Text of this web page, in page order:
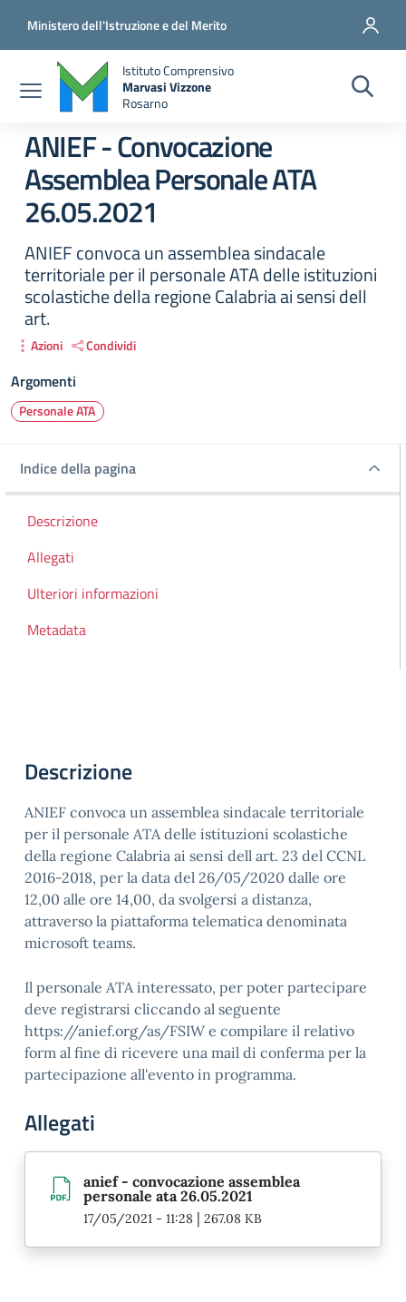
Ministero dell'Istruzione e del Merito
Istituto Comprensivo
Marvasi Vizzone
Rosarno
ANIEF - Convocazione
Assemblea Personale ATA
26.05.2021
ANIEF convoca un assemblea sindacale
territoriale per il personale ATA delle istituzioni
scolastiche della regione Calabria ai sensi dell
art.
Azioni Condividi
Argomenti
Personale ATA
Indice della pagina
Indice della pagina
Descrizione
Allegati
Ulteriori informazioni
Metadata
Descrizione
ANIEF convoca un assemblea sindacale territoriale
per il personale ATA delle istituzioni scolastiche
della regione Calabria ai sensi dell art. 23 del CCNL
2016-2018, per la data del 26/05/2020 dalle ore
12,00 alle ore 14,00, da svolgersi a distanza,
attraverso la piattaforma telematica denominata
microsoft teams.
Il personale ATA interessato, per poter partecipare
deve registrarsi cliccando al seguente
https://anief.org/as/FSIW e compilare il relativo
form al fine di ricevere una mail di conferma per la
partecipazione all'evento in programma.
Allegati
anief - convocazione assemblea
personale ata 26.05.2021
17/05/2021 - 11:28 | 267.08 KB